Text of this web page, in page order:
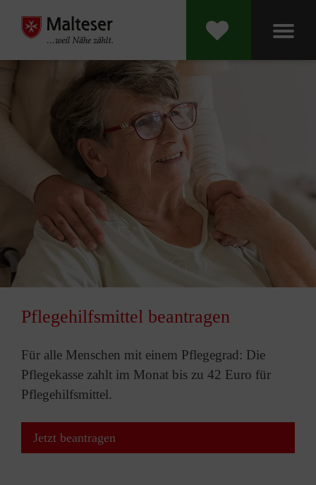
Pflegehilfsmittel beantragen
Für alle Menschen mit einem Pflegegrad: Die
Pflegekasse zahlt im Monat bis zu 42 Euro für
Pflegehilfsmittel.
Jetzt beantragen